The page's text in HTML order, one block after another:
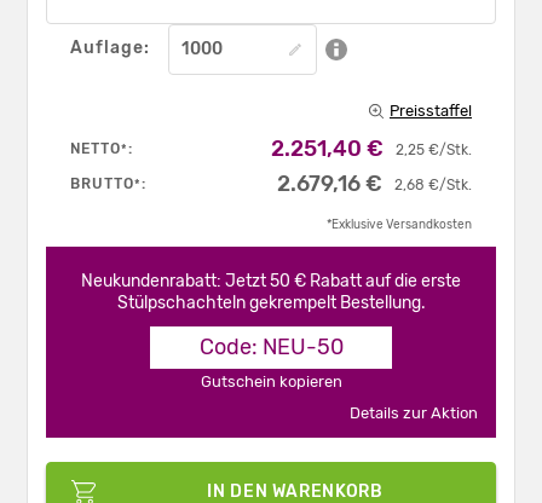
Auflage:
Preisstaffel
NETTO*: 2,25 €/Stk.
2.251,40 €
BRUTTO*: 2,68 €/Stk.
2.679,16 €
*Exklusive Versandkosten
Neukundenrabatt: Jetzt 50 € Rabatt auf die erste
Stülpschachteln gekrempelt Bestellung.
Code: NEU-50
Gutschein kopieren
Details zur Aktion
IN DEN WARENKORB